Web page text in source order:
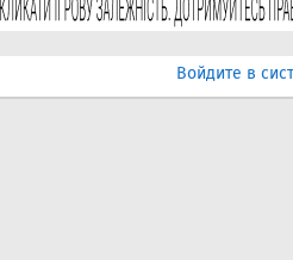
Войдите в